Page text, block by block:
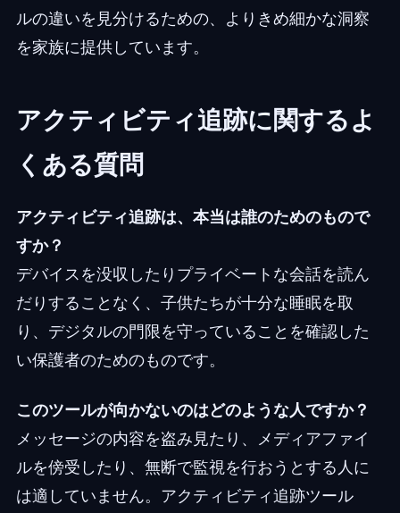
ルの違いを見分けるための、よりきめ細かな洞察
を家族に提供しています。
アクティビティ追跡に関するよ
くある質問
アクティビティ追跡は、本当は誰のためのもので
すか？
デバイスを没収したりプライベートな会話を読ん
だりすることなく、子供たちが十分な睡眠を取
り、デジタルの門限を守っていることを確認した
い保護者のためのものです。
このツールが向かないのはどのような人ですか？
メッセージの内容を盗み見たり、メディアファイ
ルを傍受したり、無断で監視を行おうとする人に
は適していません。アクティビティ追跡ツール